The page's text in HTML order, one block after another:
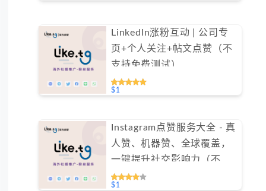
LinkedIn涨粉互动 | 公司专
页+个人关注+帖文点赞（不
支持免费测试）
$1
Instagram点赞服务大全 - 真
人赞、机器赞、全球覆盖，
一键提升社交影响力（不支
持免费测试）
$1